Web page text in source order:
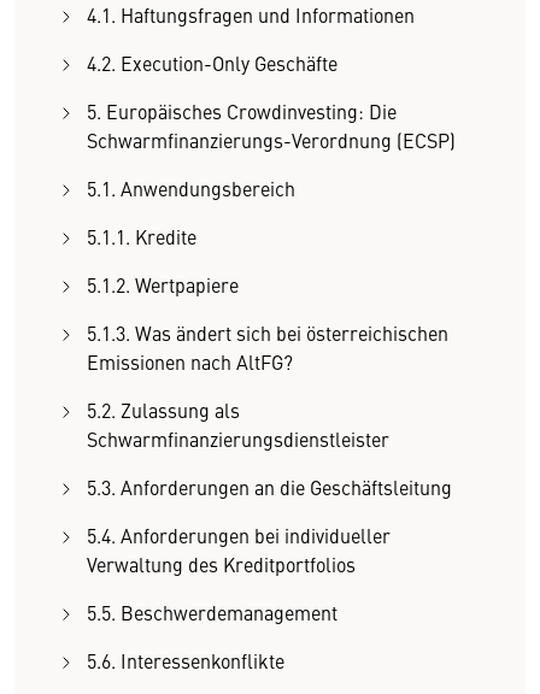
4.1. Haftungsfragen und Informationen
4.2. Execution-Only Geschäfte
5. Europäisches Crowdinvesting: Die
Schwarmfinanzierungs-Verordnung (ECSP)
5.1. Anwendungsbereich
5.1.1. Kredite
5.1.2. Wertpapiere
5.1.3. Was ändert sich bei österreichischen
Emissionen nach AltFG?
5.2. Zulassung als
Schwarmfinanzierungsdienstleister
5.3. Anforderungen an die Geschäftsleitung
5.4. Anforderungen bei individueller
Verwaltung des Kreditportfolios
5.5. Beschwerdemanagement
5.6. Interessenkonflikte